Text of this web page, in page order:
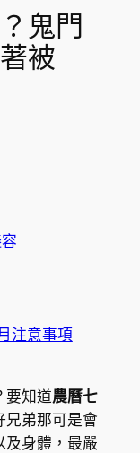
鬼門
被
注意事項
要知道農曆七
兄弟那可是會
及身體，最嚴